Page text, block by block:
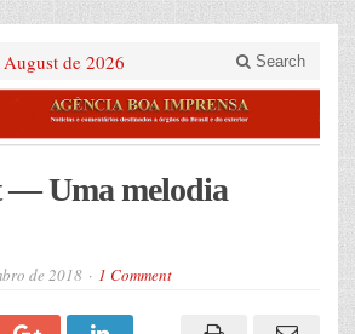
de 2026 Search
— Uma melodia
de 2018 1 Comment